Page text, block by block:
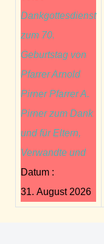
Dankgottesdienst
zum 70.
Geburtstag von
Pfarrer Arnold
Pirner Pfarrer A.
Pirner zum Dank
und für Eltern,
Verwandte und
Datum :
31. August 2026